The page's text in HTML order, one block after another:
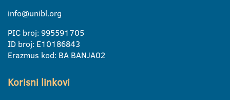
info@unibl.org
PIC broj: 995591705
ID broj: E10186843
Erazmus kod: BA BANJA02
Korisni linkovi